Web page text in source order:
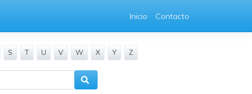
Inicio Contacto
S T U V W X Y Z